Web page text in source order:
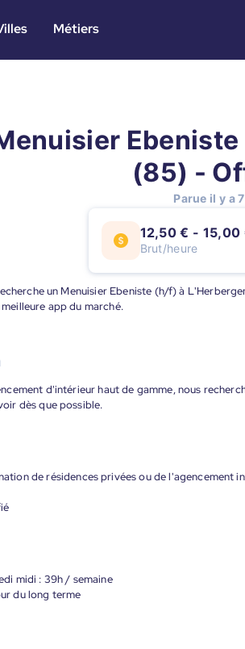
Métiers
(85) -
Parue il y a
12,50 € - 15,00
Brut/heure
un Menuisier Ebeniste (h/f) à
app du marché.
d'intérieur haut de gamme, nous
dès que possible.
de résidences privées ou de l'agencement
midi : 39h / semaine
du long terme